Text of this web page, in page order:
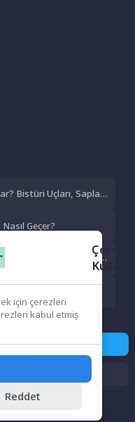
Bistüri Uçları, Sapları,
Geçer?
mi? Neden Olur, Ne
Twitter
Çerez
için çerezleri
kabul etmiş
Reddet